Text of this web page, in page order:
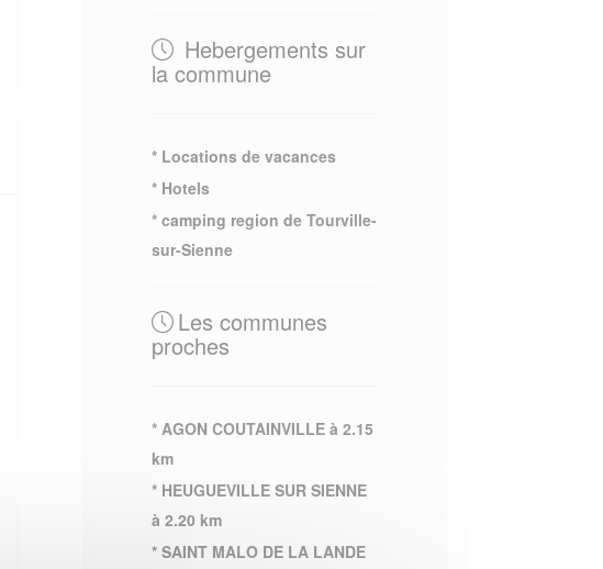
Hebergements sur
la commune
* Locations de vacances
* Hotels
* camping region de Tourville-
sur-Sienne
Les communes
proches
* AGON COUTAINVILLE à 2.15
km
* HEUGUEVILLE SUR SIENNE
à 2.20 km
* SAINT MALO DE LA LANDE